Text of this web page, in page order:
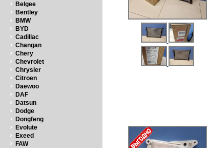
Belgee
Bentley
BMW
BYD
Cadillac
Changan
Chery
Chevrolet
Chrysler
Citroen
Daewoo
DAF
Datsun
Dodge
Dongfeng
Evolute
Exeed
FAW